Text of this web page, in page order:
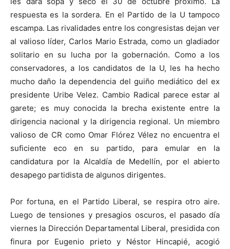
respuesta es la sordera. En el Partido de la U tampoco
escampa. Las rivalidades entre los congresistas dejan ver
al valioso líder, Carlos Mario Estrada, como un gladiador
solitario en su lucha por la gobernación. Como a los
conservadores, a los candidatos de la U, les ha hecho
mucho daño la dependencia del guiño mediático del ex
presidente Uribe Velez. Cambio Radical parece estar al
garete; es muy conocida la brecha existente entre la
dirigencia nacional y la dirigencia regional. Un miembro
valioso de CR como Omar Flórez Vélez no encuentra el
suficiente eco en su partido, para emular en la
candidatura por la Alcaldía de Medellín, por el abierto
desapego partidista de algunos dirigentes.
Por fortuna, en el Partido Liberal, se respira otro aire.
Luego de tensiones y presagios oscuros, el pasado día
viernes la Dirección Departamental Liberal, presidida con
finura por Eugenio prieto y Néstor Hincapié, acogió